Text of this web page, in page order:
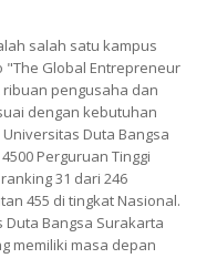
salah satu kampus
"The Global Entrepreneur
pengusaha dan
dengan kebutuhan
Duta Bangsa
Perguruan Tinggi
31 dari 246
455 di tingkat Nasional.
Bangsa Surakarta
memiliki masa depan